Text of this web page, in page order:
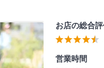
お店の総合
営業時間